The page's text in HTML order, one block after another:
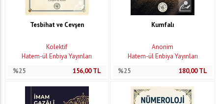
Tesbihat ve Cevşen
Kolektif
Hatem-ül Enbiya Yayınları
%25
156,00TL
Kumfalı
Anonim
Hatem-ül Enbiya Yayınları
%25
180,00TL